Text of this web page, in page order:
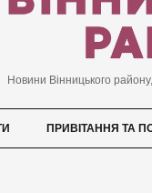
Новини Вінницького
ПРИВІТАННЯ ТА